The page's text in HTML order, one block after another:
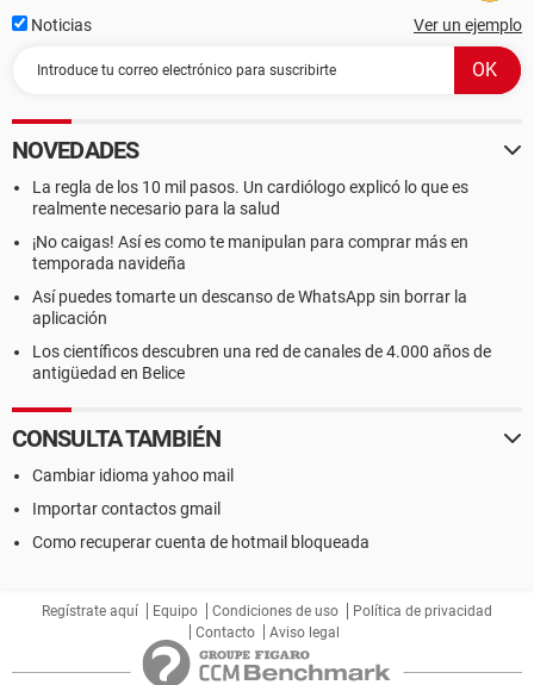
Noticias Ver un ejemplo
NOVEDADES
La regla de los 10 mil pasos. Un cardiólogo explicó lo que es
realmente necesario para la salud
¡No caigas! Así es como te manipulan para comprar más en
temporada navideña
Así puedes tomarte un descanso de WhatsApp sin borrar la
aplicación
Los científicos descubren una red de canales de 4.000 años de
antigüedad en Belice
CONSULTA TAMBIÉN
Cambiar idioma yahoo mail
Importar contactos gmail
Como recuperar cuenta de hotmail bloqueada
Regístrate aquí Equipo Condiciones de uso
Política de privacidad
Contacto
Aviso legal